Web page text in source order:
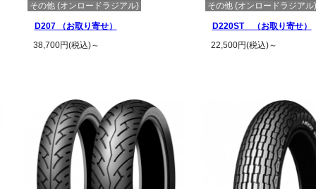
その他 (オンロードラジアル)
D207 （お取り寄せ）
38,700円(税込)～
その他 (オンロードラジアル)
D220ST （お取り寄せ）
22,500円(税込)～